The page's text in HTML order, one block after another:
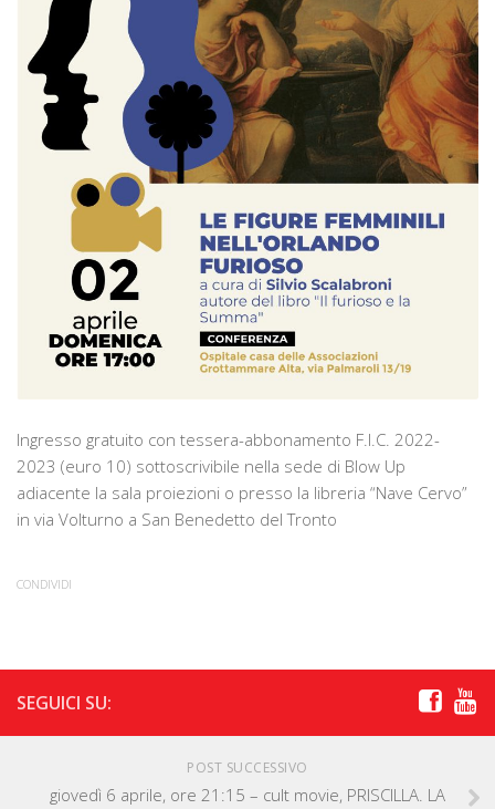
Ingresso gratuito con tessera-abbonamento F.I.C. 2022-
2023 (euro 10) sottoscrivibile nella sede di Blow Up
adiacente la sala proiezioni o presso la libreria “Nave Cervo”
in via Volturno a San Benedetto del Tronto
CONDIVIDI
SEGUICI SU:
POST SUCCESSIVO
giovedì 6 aprile, ore 21:15 – cult movie, PRISCILLA. LA